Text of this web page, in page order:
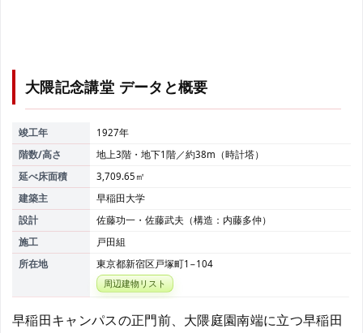
大隈記念講堂 データと概要
竣工年
1927年
階数/高さ
地上3階・地下1階／約38m（時計塔）
延べ床面積
3,709.65㎡
建築主
早稲田大学
設計
佐藤功一・佐藤武夫（構造：内藤多仲）
施工
戸田組
所在地
東京都新宿区戸塚町1−104
周辺建物リスト
早稲田キャンパスの正門前、大隈庭園南端に立つ早稲田